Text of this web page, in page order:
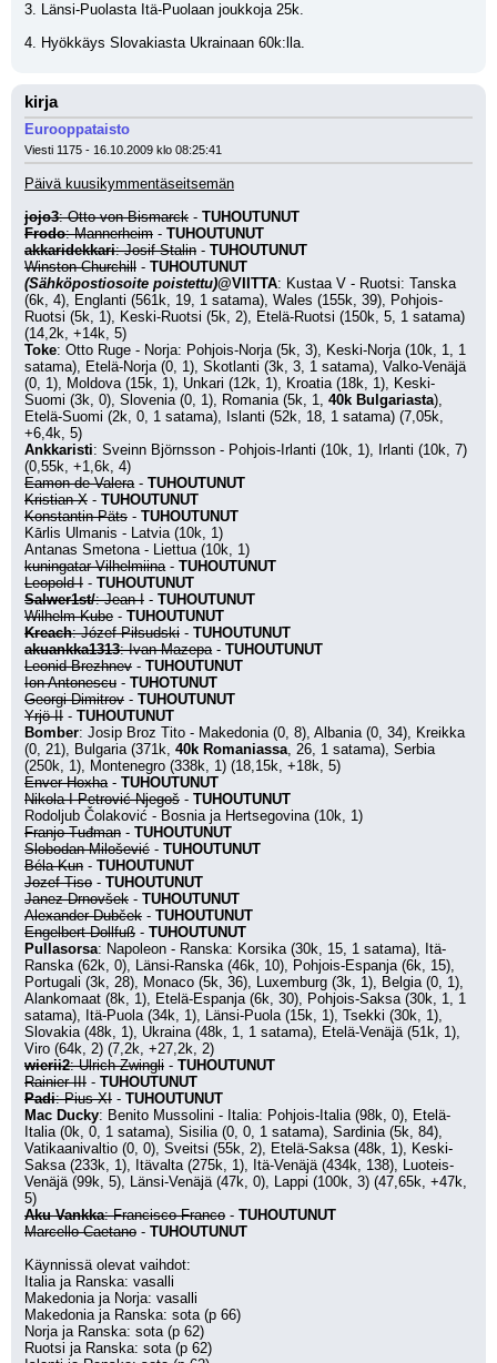
3. Länsi-Puolasta Itä-Puolaan joukkoja 25k.
4. Hyökkäys Slovakiasta Ukrainaan 60k:lla.
kirja
Eurooppataisto
Viesti 1175 - 16.10.2009 klo 08:25:41
Päivä kuusikymmentäseitsemän
jojo3: Otto von Bismarck - TUHOUTUNUT
Frodo: Mannerheim - TUHOUTUNUT
akkaridekkari: Josif Stalin - TUHOUTUNUT
Winston Churchill - TUHOUTUNUT
(Sähköpostiosoite poistettu)@VIITTA: Kustaa V - Ruotsi: Tanska
(6k, 4), Englanti (561k, 19, 1 satama), Wales (155k, 39), Pohjois-
Ruotsi (5k, 1), Keski-Ruotsi (5k, 2), Etelä-Ruotsi (150k, 5, 1 satama)
(14,2k, +14k, 5)
Toke: Otto Ruge - Norja: Pohjois-Norja (5k, 3), Keski-Norja (10k, 1, 1
satama), Etelä-Norja (0, 1), Skotlanti (3k, 3, 1 satama), Valko-Venäjä
(0, 1), Moldova (15k, 1), Unkari (12k, 1), Kroatia (18k, 1), Keski-
Suomi (3k, 0), Slovenia (0, 1), Romania (5k, 1, 40k Bulgariasta),
Etelä-Suomi (2k, 0, 1 satama), Islanti (52k, 18, 1 satama) (7,05k,
+6,4k, 5)
Ankkaristi: Sveinn Björnsson - Pohjois-Irlanti (10k, 1), Irlanti (10k, 7)
(0,55k, +1,6k, 4)
Eamon de Valera - TUHOUTUNUT
Kristian X - TUHOUTUNUT
Konstantin Päts - TUHOUTUNUT
Kārlis Ulmanis - Latvia (10k, 1)
Antanas Smetona - Liettua (10k, 1)
kuningatar Vilhelmiina - TUHOUTUNUT
Leopold I - TUHOUTUNUT
Salwer1st/: Jean I - TUHOUTUNUT
Wilhelm Kube - TUHOUTUNUT
Kreach: Józef Piłsudski - TUHOUTUNUT
akuankka1313: Ivan Mazepa - TUHOUTUNUT
Leonid Brezhnev - TUHOUTUNUT
Ion Antonescu - TUHOTUNUT
Georgi Dimitrov - TUHOUTUNUT
Yrjö II - TUHOUTUNUT
Bomber: Josip Broz Tito - Makedonia (0, 8), Albania (0, 34), Kreikka
(0, 21), Bulgaria (371k, 40k Romaniassa, 26, 1 satama), Serbia
(250k, 1), Montenegro (338k, 1) (18,15k, +18k, 5)
Enver Hoxha - TUHOUTUNUT
Nikola I Petrović-Njegoš - TUHOUTUNUT
Rodoljub Čolaković - Bosnia ja Hertsegovina (10k, 1)
Franjo Tuđman - TUHOUTUNUT
Slobodan Milošević - TUHOUTUNUT
Béla Kun - TUHOUTUNUT
Jozef Tiso - TUHOUTUNUT
Janez Drnovšek - TUHOUTUNUT
Alexander Dubček - TUHOUTUNUT
Engelbert Dollfuß - TUHOUTUNUT
Pullasorsa: Napoleon - Ranska: Korsika (30k, 15, 1 satama), Itä-
Ranska (62k, 0), Länsi-Ranska (46k, 10), Pohjois-Espanja (6k, 15),
Portugali (3k, 28), Monaco (5k, 36), Luxemburg (3k, 1), Belgia (0, 1),
Alankomaat (8k, 1), Etelä-Espanja (6k, 30), Pohjois-Saksa (30k, 1, 1
satama), Itä-Puola (34k, 1), Länsi-Puola (15k, 1), Tsekki (30k, 1),
Slovakia (48k, 1), Ukraina (48k, 1, 1 satama), Etelä-Venäjä (51k, 1),
Viro (64k, 2) (7,2k, +27,2k, 2)
wierii2: Ulrich Zwingli - TUHOUTUNUT
Rainier III - TUHOUTUNUT
Padi: Pius XI - TUHOUTUNUT
Mac Ducky: Benito Mussolini - Italia: Pohjois-Italia (98k, 0), Etelä-
Italia (0k, 0, 1 satama), Sisilia (0, 0, 1 satama), Sardinia (5k, 84),
Vatikaanivaltio (0, 0), Sveitsi (55k, 2), Etelä-Saksa (48k, 1), Keski-
Saksa (233k, 1), Itävalta (275k, 1), Itä-Venäjä (434k, 138), Luoteis-
Venäjä (99k, 5), Länsi-Venäjä (47k, 0), Lappi (100k, 3) (47,65k, +47k,
5)
Aku Vankka: Francisco Franco - TUHOUTUNUT
Marcello Caetano - TUHOUTUNUT
Käynnissä olevat vaihdot:
Italia ja Ranska: vasalli
Makedonia ja Norja: vasalli
Makedonia ja Ranska: sota (p 66)
Norja ja Ranska: sota (p 62)
Ruotsi ja Ranska: sota (p 62)